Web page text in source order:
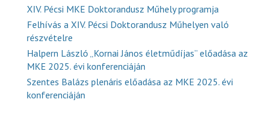
XIV. Pécsi MKE Doktorandusz Műhely programja
Felhívás a XIV. Pécsi Doktorandusz Műhelyen való
részvételre
Halpern László „Kornai János életműdíjas” előadása az
MKE 2025. évi konferenciáján
Szentes Balázs plenáris előadása az MKE 2025. évi
konferenciáján